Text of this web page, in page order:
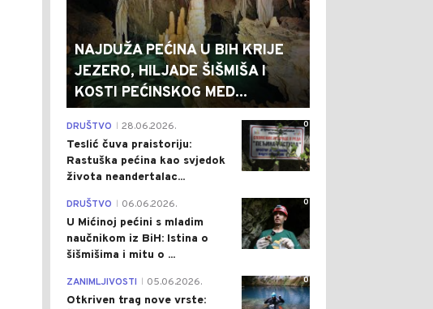
NAJDUŽA PEĆINA U BIH KRIJE
JEZERO, HILJADE ŠIŠMIŠA I
KOSTI PEĆINSKOG MED...
0
DRUŠTVO 28.06.2026.
Teslić čuva praistoriju:
Rastuška pećina kao svjedok
života neandertalac...
0
DRUŠTVO 06.06.2026.
U Mićinoj pećini s mladim
naučnikom iz BiH: Istina o
šišmišima i mitu o ...
0
ZANIMLJIVOSTI 05.06.2026.
Otkriven trag nove vrste: